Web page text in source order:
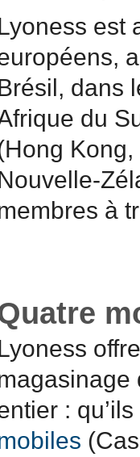
est
dans
du
à
: